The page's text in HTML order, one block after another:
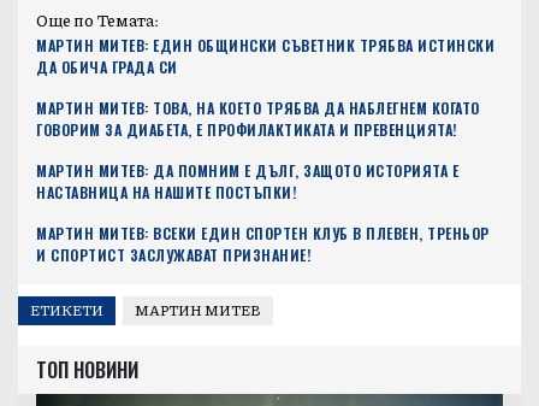
Още по Темата:
МАРТИН МИТЕВ: ЕДИН ОБЩИНСКИ СЪВЕТНИК ТРЯБВА ИСТИНСКИ
ДА ОБИЧА ГРАДА СИ
МАРТИН МИТЕВ: ТОВА, НА КОЕТО ТРЯБВА ДА НАБЛЕГНЕМ КОГАТО
ГОВОРИМ ЗА ДИАБЕТА, Е ПРОФИЛАКТИКАТА И ПРЕВЕНЦИЯТА!
МАРТИН МИТЕВ: ДА ПОМНИМ Е ДЪЛГ, ЗАЩОТО ИСТОРИЯТА Е
НАСТАВНИЦА НА НАШИТЕ ПОСТЪПКИ!
МАРТИН МИТЕВ: ВСЕКИ ЕДИН СПОРТЕН КЛУБ В ПЛЕВЕН, ТРЕНЬОР
И СПОРТИСТ ЗАСЛУЖАВАТ ПРИЗНАНИЕ!
ЕТИКЕТИ МАРТИН МИТЕВ
ТОП НОВИНИ